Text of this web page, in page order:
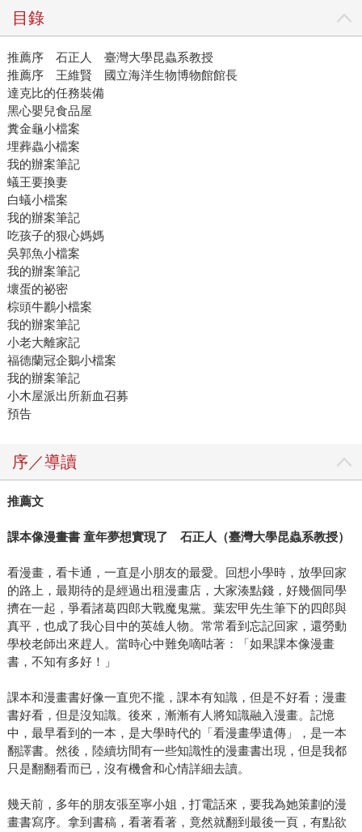
目錄
推薦序 石正人 臺灣大學昆蟲系教授
推薦序 王維賢 國立海洋生物博物館館長
達克比的任務裝備
黑心嬰兒食品屋
糞金龜小檔案
埋葬蟲小檔案
我的辦案筆記
蟻王要換妻
白蟻小檔案
我的辦案筆記
吃孩子的狠心媽媽
吳郭魚小檔案
我的辦案筆記
壞蛋的祕密
棕頭牛鸝小檔案
我的辦案筆記
小老大離家記
福德蘭冠企鵝小檔案
我的辦案筆記
小木屋派出所新血召募
預告
序／導讀
推薦文
課本像漫畫書 童年夢想實現了 石正人（臺灣大學昆蟲系教授）
看漫畫，看卡通，一直是小朋友的最愛。回想小學時，放學回家
的路上，最期待的是經過出租漫畫店，大家湊點錢，好幾個同學
擠在一起，爭看諸葛四郎大戰魔鬼黨。葉宏甲先生筆下的四郎與
真平，也成了我心目中的英雄人物。常常看到忘記回家，還勞動
學校老師出來趕人。當時心中難免嘀咕著：「如果課本像漫畫
書，不知有多好！」
課本和漫畫書好像一直兜不攏，課本有知識，但是不好看；漫畫
書好看，但是沒知識。後來，漸漸有人將知識融入漫畫。記憶
中，最早看到的一本，是大學時代的「看漫畫學遺傳」，是一本
翻譯書。然後，陸續坊間有一些知識性的漫畫書出現，但是我都
只是翻翻看而已，沒有機會和心情詳細去讀。
幾天前，多年的朋友張至寧小姐，打電話來，要我為她策劃的漫
畫書寫序。拿到書稿，看著看著，竟然就翻到最後一頁，有點欲